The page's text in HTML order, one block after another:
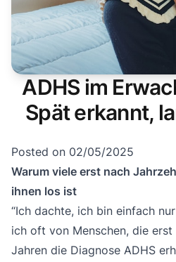
ADHS im
Spät erkannt,
Posted on 02/05/2025
Warum viele erst nach
ihnen los ist
“Ich dachte, ich bin einfach
ich oft von Menschen, die
Jahren die Diagnose ADHS